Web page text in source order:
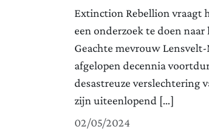
Extinction Rebellion vraagt
een onderzoek te doen
Geachte mevrouw
afgelopen decennia
desastreuze verslechtering
zijn uiteenlopend […]
02/05/2024